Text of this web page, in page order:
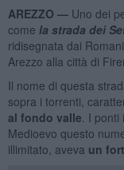
AREZZO — Uno dei
come la strada dei
ridisegnata dai
Arezzo alla città di
Il nome di questa
sopra i torrenti,
al fondo valle . I
Medioevo questo
illimitato, aveva un